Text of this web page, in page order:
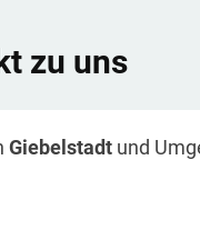
zu uns
Giebelstadt und